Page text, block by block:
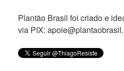
Plantão Brasil foi criado e
via PIX: